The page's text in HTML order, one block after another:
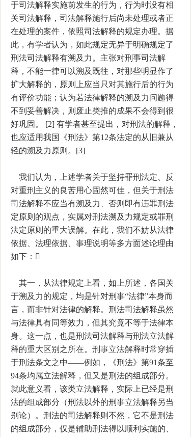
于司法解释实施前发生的行为，行为时没有相
关司法解释，司法解释施行后尚未处理或者正
在处理的案件，依照司法解释的规定办理。据
此，有学者认为，如此规定无异于明确规定了
刑法司法解释有溯及力。主张对刑事司法解
释，不能一律可以溯及既往，对那些明显作了
扩大解释的，原则上应当只对其施行后的行为
有评价功能；认为若法律解释的溯及力问题得
不到妥善解决，则废止类推的成果不会得到很
好巩固。 [2] 有学者甚至提出，对刑法的解释，
也应适用我国《刑法》第12条法定的从旧兼从
轻的溯及力原则。[3]
我们认为，上述学者关于坚持罪刑法定、反
对重刑主义的良苦用心固然可佳，但关于刑法
司法解释不应当有溯及力、否则即有违罪刑法
定原则的观点，实属对刑法溯及力规定或罪刑
法定原则的重大误解。在此，我们不妨从法律
依据、法理依据、事理说明等多方面述论理由
如下：
其一，从法律规定上看，如上所述，各国关
于溯及力的规定，均是针对刑事“法律”本身而
言，而非针对法律的解释。刑法司法解释虽然
与法律具有同等效力，但其究竟不等于法律本
身。这一点，也是刑法司法解释与刑法立法解
释的重大区别之所在。刑事立法解释时常穿插
于刑法条文之中——例如，《刑法》第91条至
94条均属立法解释，但又是刑法的组成部分。
就此意义看，该类立法解释，实际上已经是刑
法的组成部分（刑法以外的刑事立法解释另当
别论）。刑法的司法解释则不然，它不是刑法
的组成部分，仅是辅助刑法得以顺利实施的、